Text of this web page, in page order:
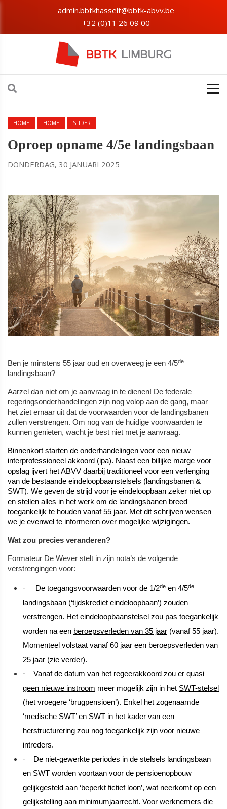
admin.bbtkhasselt@bbtk-abvv.be
+32 (0)11 26 09 00
HOME HOME SLIDER
Oproep opname 4/5e landingsbaan
DONDERDAG, 30 JANUARI 2025
Ben je minstens 55 jaar oud en overweeg je een 4/5de
landingsbaan?
Aarzel dan niet om je aanvraag in te dienen! De federale
regeringsonderhandelingen zijn nog volop aan de gang, maar
het ziet ernaar uit dat de voorwaarden voor de landingsbanen
zullen verstrengen. Om nog van de huidige voorwaarden te
kunnen genieten, wacht je best niet met je aanvraag.
Binnenkort starten de onderhandelingen voor een nieuw
interprofessioneel akkoord (ipa). Naast een billijke marge voor
opslag ijvert het ABVV daarbij traditioneel voor een verlenging
van de bestaande eindeloopbaanstelsels (landingsbanen &
SWT). We geven de strijd voor je eindeloopbaan zeker niet op
en stellen alles in het werk om de landingsbanen breed
toegankelijk te houden vanaf 55 jaar. Met dit schrijven wensen
we je evenwel te informeren over mogelijke wijzigingen.
Wat zou precies veranderen?
Formateur De Wever stelt in zijn nota’s de volgende
verstrengingen voor:
· De toegangsvoorwaarden voor de 1/2de en 4/5de
landingsbaan (‘tijdskrediet eindeloopbaan’) zouden
verstrengen. Het eindeloopbaanstelsel zou pas toegankelijk
worden na een beroepsverleden van 35 jaar (vanaf 55 jaar).
Momenteel volstaat vanaf 60 jaar een beroepsverleden van
25 jaar (zie verder).
·
Vanaf de datum van het regeerakkoord zou er quasi
geen nieuwe instroom meer mogelijk zijn in het SWT-stelsel
(het vroegere ‘brugpensioen’). Enkel het zogenaamde
‘medische SWT’ en SWT in het kader van een
herstructurering zou nog toegankelijk zijn voor nieuwe
intreders.
·
De niet-gewerkte periodes in de stelsels landingsbaan
en SWT worden voortaan voor de pensioenopbouw
gelijkgesteld aan ‘beperkt fictief loon’, wat neerkomt op een
gelijkstelling aan minimumjaarrecht. Voor werknemers die